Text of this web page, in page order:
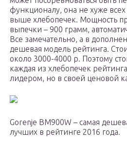
функционалу, она не хуже
выше хлебопечек. Мощность
выпечки – 900 грамм,
Все замечательно, а в
дешевая модель рейтинга.
около 3000-4000 р. Поэтому
каждая из хлебопечек
лидером, но в своей ценовой
Gorenje BM900W – самая
лучших в рейтинге 2016 года.